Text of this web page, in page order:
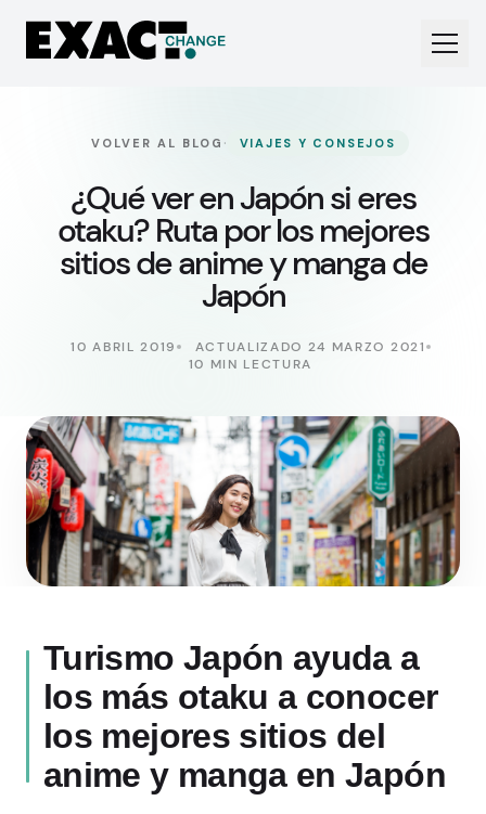
VOLVER AL BLOG · VIAJES Y CONSEJOS
¿Qué ver en Japón si eres
otaku? Ruta por los mejores
sitios de anime y manga de
Japón
10 ABRIL 2019
ACTUALIZADO 24 MARZO 2021
10 MIN LECTURA
Turismo Japón ayuda a
los más otaku a conocer
los mejores sitios del
anime y manga en Japón